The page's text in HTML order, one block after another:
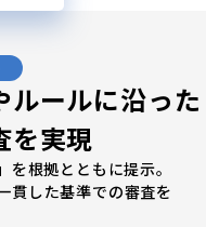
ルールに沿った
を実現
根拠とともに提示。
貫した基準での審査を